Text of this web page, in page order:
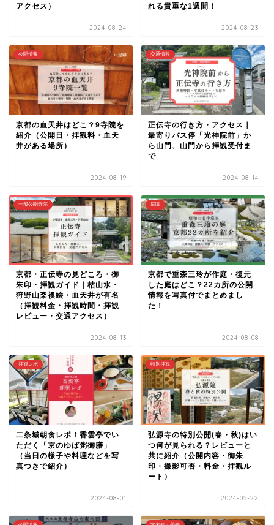
アクセス）
2024-08-24
れる貴重な1週間！
2024-08-23
公開情報
京都の血天井はどこ？9寺院を
紹介（公開日・拝観料・血天
井がある場所）
2024-08-19
交通情報
正伝寺の行き方・アクセス｜
最寄りバス停「光神院前」か
ら山門、山門から拝観受付ま
で
2024-08-14
一般公開寺院
京都・正伝寺の見どころ・御
朱印・拝観ガイド｜枯山水・
狩野山楽襖絵・血天井が有名
（拝観料金・拝観時間・拝観
レビュー・交通アクセス）
2024-08-13
庭園
京都で重森三玲が作庭・復元
した庭はどこ？22カ所の公開
情報を写真付でまとめまし
た！
2024-08-08
拝観レポ
二条城朝食レポ！香雲亭でい
ただく「京のゆば粥御膳」
（当日の様子や料理などを写
真つきで紹介）
2024-08-01
特別拝観
弘源寺の特別公開(春・秋)はい
つ何が見られる？レビューと
共に紹介（公開内容・御朱
印・撮影可否・料金・拝観ル
ート）
2024-05-22